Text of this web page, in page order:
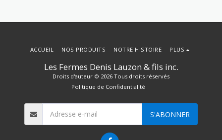
Les Fermes Denis Lauzon & fils inc.
Droits d'auteur © 2026 Tous droits réservés
Politique de Confidentialité
ACCUEIL NOS PRODUITS NOTRE HISTOIRE PLUS
S'ABONNER